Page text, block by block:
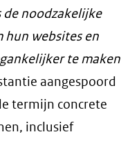
noodzakelijke
hun websites en
te maken
aangespoord
termijn concrete
inclusief